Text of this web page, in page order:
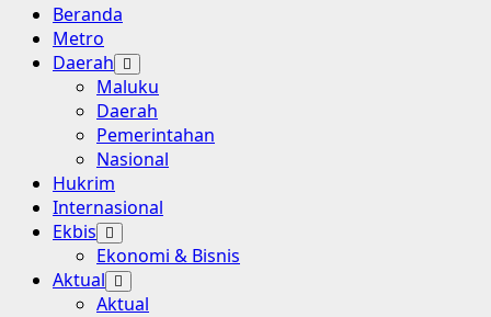
Primary
Menu
Beranda
Metro
Daerah
Maluku
Daerah
Pemerintahan
Nasional
Hukrim
Internasional
Ekbis
Ekonomi & Bisnis
Aktual
Aktual